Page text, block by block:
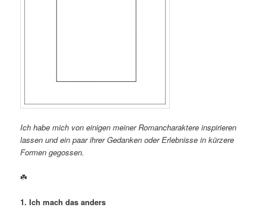
Ich habe mich von einigen meiner Romancharaktere inspirieren
lassen und ein paar ihrer Gedanken oder Erlebnisse in kürzere
Formen gegossen.
☘️
1. Ich mach das anders